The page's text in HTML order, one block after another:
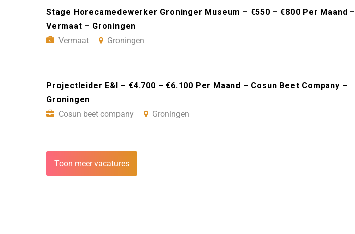
Stage Horecamedewerker Groninger Museum – €550 – €800 Per Maand –
Vermaat – Groningen
Vermaat
Groningen
Projectleider E&I – €4.700 – €6.100 Per Maand – Cosun Beet Company –
Groningen
Cosun beet company
Groningen
Toon meer vacatures